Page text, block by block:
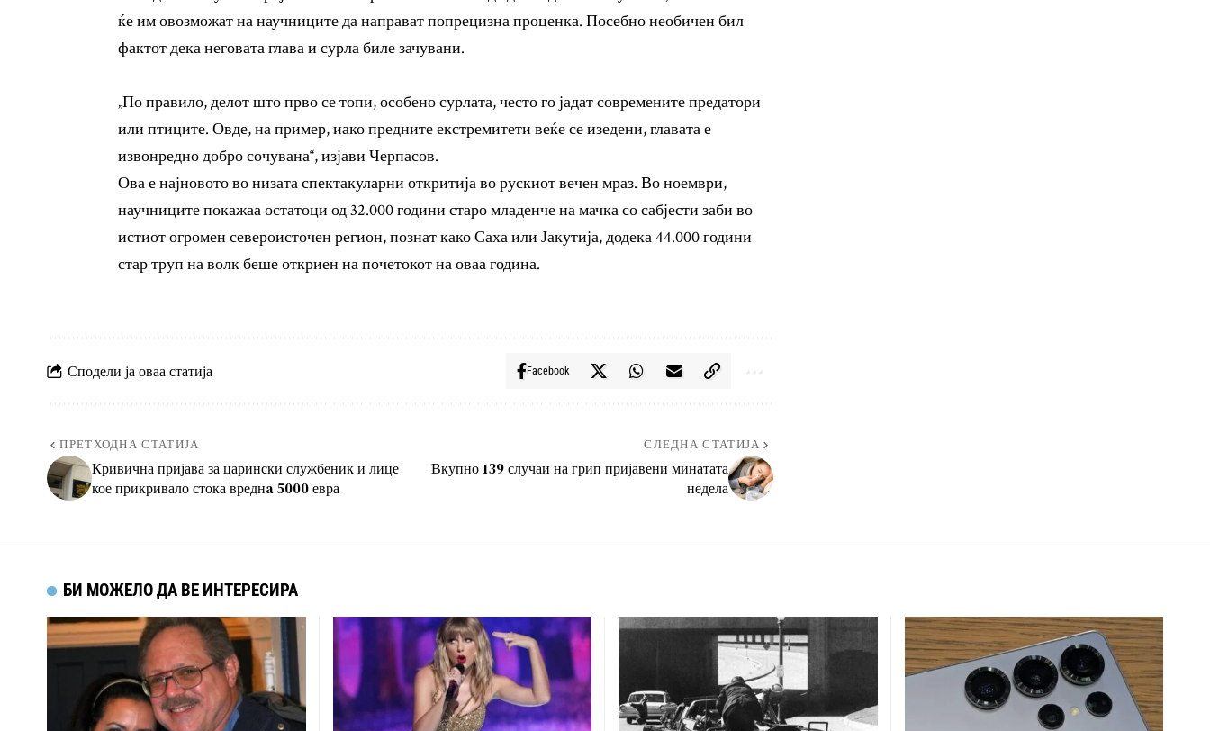
ќе им овозможат на научниците да направат попрецизна проценка. Посебно необичен бил
фактот дека неговата глава и сурла биле зачувани.
„По правило, делот што прво се топи, особено сурлата, често го јадат современите предатори
или птиците. Овде, на пример, иако предните екстремитети веќе се изедени, главата е
извонредно добро сочувана“, изјави Черпасов.
Ова е најновото во низата спектакуларни откритија во рускиот вечен мраз. Во ноември,
научниците покажаа остатоци од 32.000 години старо младенче на мачка со сабјести заби во
истиот огромен североисточен регион, познат како Саха или Јакутија, додека 44.000 години
стар труп на волк беше откриен на почетокот на оваа година.
Сподели ја оваа статија Facebook
ПРЕТХОДНА СТАТИЈА
Кривична пријава за царински службеник и лице
кое прикривало стока вреднa 5000 евра
СЛЕДНА СТАТИЈА
Вкупно 139 случаи на грип пријавени минатата
недела
БИ МОЖЕЛО ДА ВЕ ИНТЕРЕСИРА